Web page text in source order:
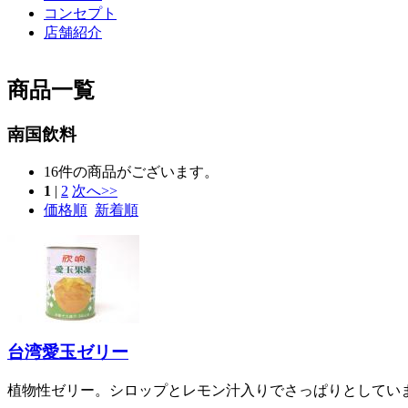
コンセプト
店舗紹介
商品一覧
南国飲料
16件の商品がございます。
1
2 次へ>>
価格順 新着順
台湾愛玉ゼリー
植物性ゼリー。シロップとレモン汁入りでさっぱりとしてい